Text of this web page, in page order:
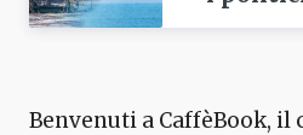
Benvenuti a CaffèBook, il